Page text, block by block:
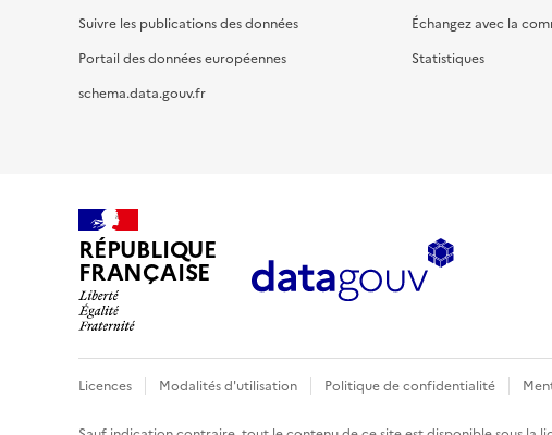
Suivre les publications des données
Portail des données européennes
schema.data.gouv.fr
Échangez avec la
Statistiques
RÉPUBLIQUE
FRANÇAISE
Licences Modalités d'utilisation Politique de confidentialité